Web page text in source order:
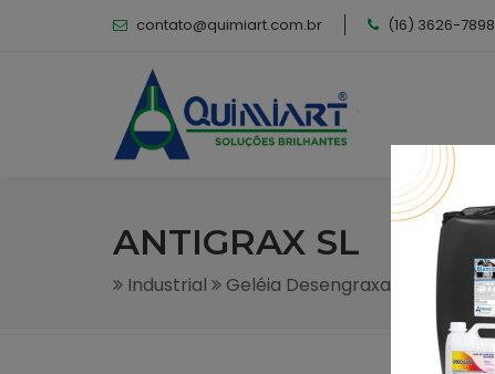
contato@quimiart.com.br (16) 3626-7898
ANTIGRAX SL
Industrial Geléia Desengraxante